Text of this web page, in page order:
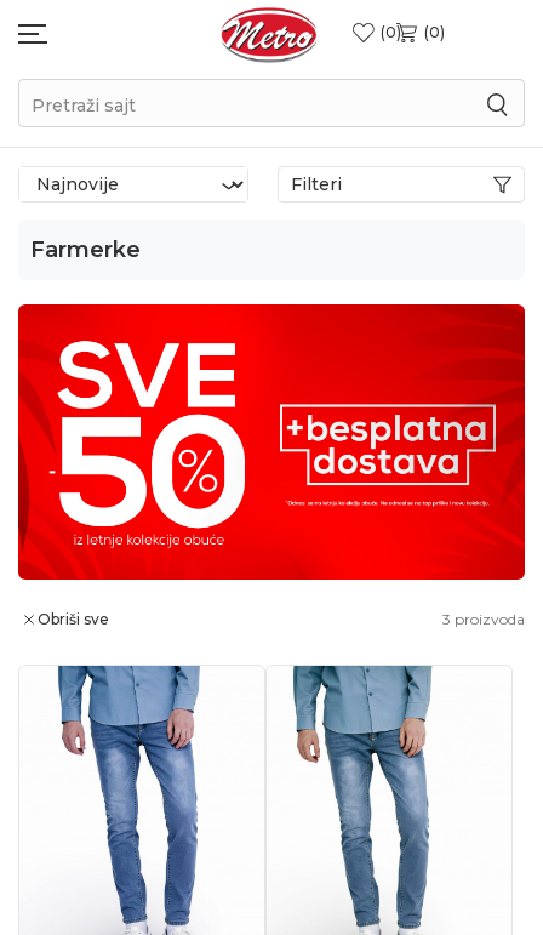
0 0
Pretraži sajt
Farmerke
Filteri
3 proizvoda
Obriši sve